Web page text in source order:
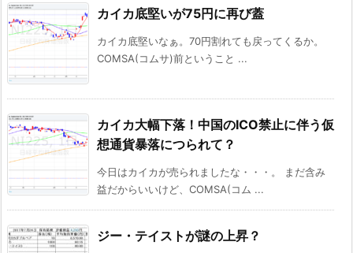
カイカ底堅いが75円に再び蓋
カイカ底堅いなぁ。70円割れても戻ってくるか。
COMSA(コムサ)前ということ ...
カイカ大幅下落！中国のICO禁止に伴う仮
想通貨暴落につられて？
今日はカイカが売られましたな・・・。 まだ含み
益だからいいけど、COMSA(コム ...
ジー・テイストが謎の上昇？